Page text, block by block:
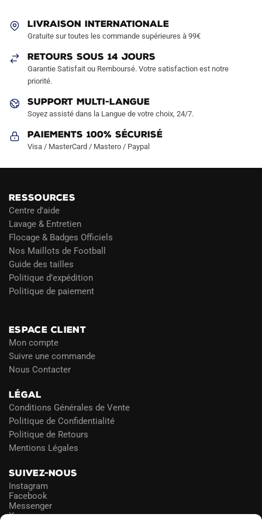
être
choisies
sur
la
produit
LIVRAISON INTERNATIONALE
Gratuite sur toutes les commande supérieures à 99€
RETOURS SOUS 14 JOURS
Garantie Satisfait ou Remboursé. Votre satisfaction est notre
priorité.
SUPPORT MULTI-LANGUE
Soyez assisté dans la Langue de votre choix, 24/7.
Paiements 100% Sécurisé
Visa / MasterCard / Mastero / Paypal
RESSOURCES
Centre d’aide
Lavage & Entretien
Flocage & Badges Officiels
Nos Maillots de Football
Guide des tailles
Politique d’expédition
Politique de paiement
ESPACE CLIENT
Mon compte
Suivre une commande
Nous Contacter
LÉGAL
Conditions Générales de Vente
Politique de Confidentialité
Politique de Retours
Mentions Légales
SUIVEZ-NOUS
Instagram
Facebook
Messenger
X